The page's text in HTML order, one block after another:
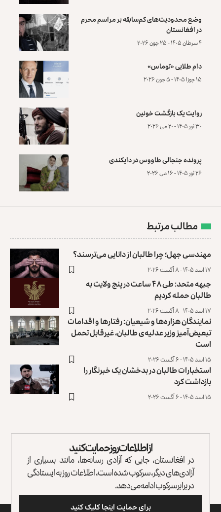
وضع محدودیت‌های کم‌سابقه بر مراسم محرم
در افغانستان
۴ سرطان ۱۴۰۵ - ۲۵ جون ۲۰۲۶
دام طلایی «توماس»
۱۵ جوزا ۱۴۰۵ - ۵ جون ۲۰۲۶
روایت یک بازگشت خونین
۳۰ ثور ۱۴۰۵ - ۲۰ می ۲۰۲۶
پرونده‌ جنجالی طاووس در دایکندی
۲۶ ثور ۱۴۰۵ - ۱۶ می ۲۰۲۶
مطالب مرتبط
مهندسی جهل؛ چرا طالبان از دانایی می‌ترسند؟
۱۷ اسد ۱۴۰۵ - ۸ آگست ۲۰۲۶
جبهه متحد: طی ۴۸ ساعت در پنج ولایت به
طالبان حمله کردیم
۱۷ اسد ۱۴۰۵ - ۸ آگست ۲۰۲۶
نمایندگان هزاره‌ها و شیعیان: ‏رفتارها و اقدامات
تبعیض‌آمیز وزیر عدلیه‌ی طالبان، ‏غیرقابل تحمل
است
۱۵ اسد ۱۴۰۵ - ۶ آگست ۲۰۲۶
استخبارات طالبان در بدخشان یک خبرنگار را
بازداشت کرد
۱۵ اسد ۱۴۰۵ - ۶ آگست ۲۰۲۶
از اطلاعات روز حمایت کنید
در افغانستان، جایی که آزادی رسانه‌ها، مانند بسیاری از
آزادی‌های دیگر، سرکوب شده است، اطلاعات روز به ایستادگی
در برابر سرکوب ادامه می‌دهد.
برای حمایت اینجا کلیک کنید